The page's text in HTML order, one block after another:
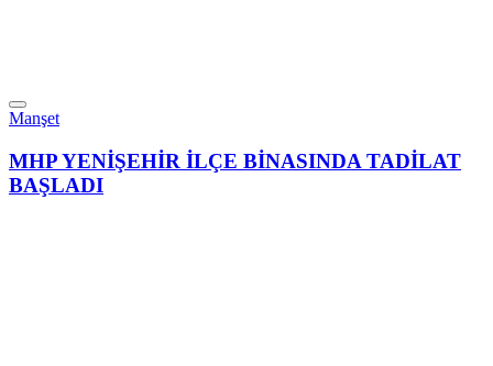
Manşet
MHP YENİŞEHİR İLÇE BİNASINDA TADİLAT
BAŞLADI